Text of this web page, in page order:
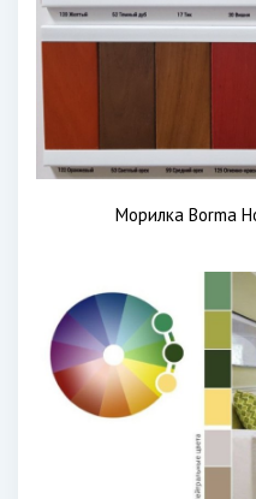
Морилка Borma